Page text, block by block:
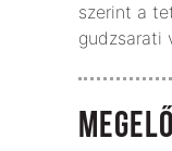
szerint a
gudzsarati